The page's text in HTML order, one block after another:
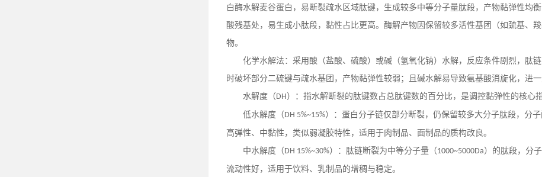
白酶水解麦谷蛋白，易断裂疏水区域肽键，生成较多中等分子量肽段，产物黏弹性均
酸残基处，易生成小肽段，黏性占比更高。酶解产物因保留较多活性基团（如巯基、
物。
化学水解法：采用酸（盐酸、硫酸）或碱（氢氧化钠）水解，反应条件剧烈，肽
时破坏部分二硫键与疏水基团，产物黏弹性较弱；且碱水解易导致氨基酸消旋化，进一
水解度（DH）：指水解断裂的肽键数占总肽键数的百分比，是调控黏弹性的核心指
低水解度（DH 5%~15%）：蛋白分子链仅部分断裂，仍保留较多大分子肽段，分
高弹性、中黏性，类似弱凝胶特性，适用于肉制品、面制品的质构改良。
中水解度（DH 15%~30%）：肽链断裂为中等分子量（1000~5000Da）的肽段，分
流动性好，适用于饮料、乳制品的增稠与稳定。